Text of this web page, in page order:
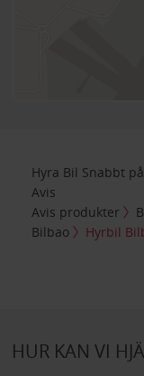
Hyra Bil Snabbt
Avis
Avis produkter
Bilbao
Hyrbil
HUR KAN VI